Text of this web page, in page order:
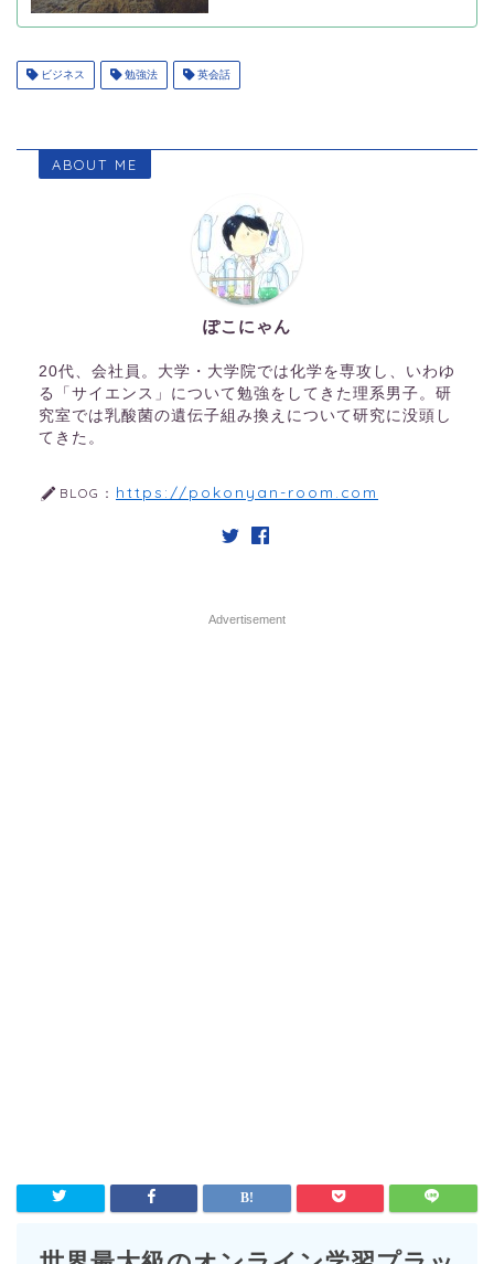
ビジネス 勉強法 英会話
ABOUT ME
ぽこにゃん
20代、会社員。大学・大学院では化学を専攻し、いわゆ
る「サイエンス」について勉強をしてきた理系男子。研
究室では乳酸菌の遺伝子組み換えについて研究に没頭し
てきた。
BLOG： https://pokonyan-room.com
Advertisement